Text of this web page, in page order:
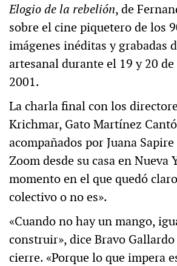
Elogio de la rebelión, de
sobre el cine piquetero de los
imágenes inéditas y grabadas
artesanal durante el 19 y 20
2001.
La charla final con los
Krichmar, Gato Martínez
acompañados por Juana
Zoom desde su casa en Nueva
momento en el que quedó
colectivo o no es».
«Cuando no hay un mango,
construir», dice Bravo
cierre. «Porque lo que impera